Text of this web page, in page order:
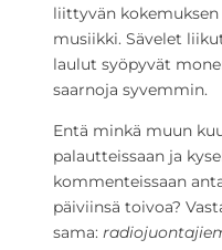
liittyvän
musiikki. Sävelet
laulut syöpyvät
saarnoja syvemmin.
Entä minkä muun
palautteissaan ja
kommenteissaan
päiviinsä toivoa?
sama: